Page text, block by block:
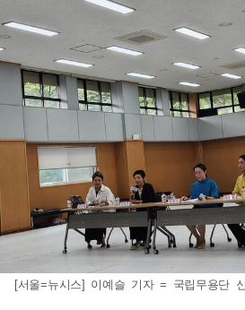
[서울=뉴시스] 이예슬 기자 = 국립무용단